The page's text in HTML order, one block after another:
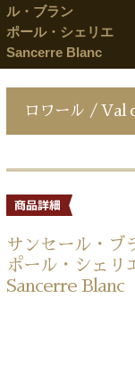
ル・ブラン
ポール・シェリエ
Sancerre Blanc
ロワール / Val
サンセール・ブ
ポール・シェリ
Sancerre Blanc